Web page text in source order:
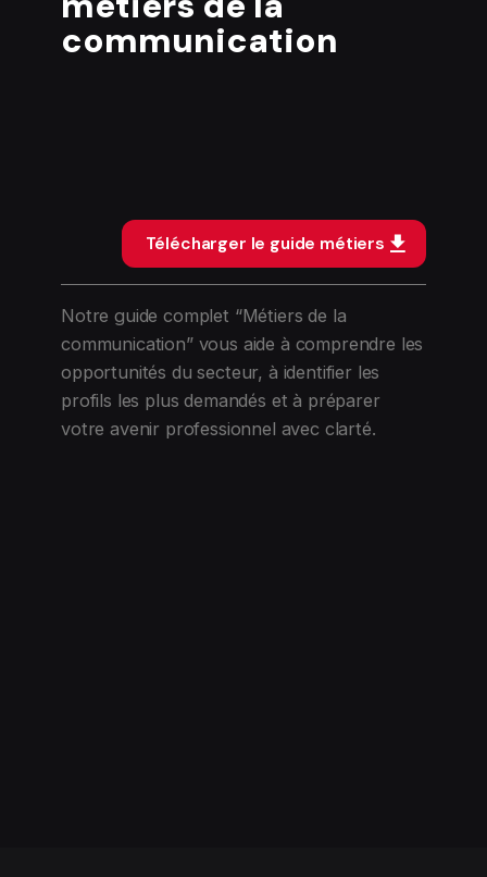
communication
Télécharger le guide métiers
Notre guide complet “Métiers de la
communication” vous aide à comprendre les
opportunités du secteur, à identifier les
profils les plus demandés et à préparer
votre avenir professionnel avec clarté.